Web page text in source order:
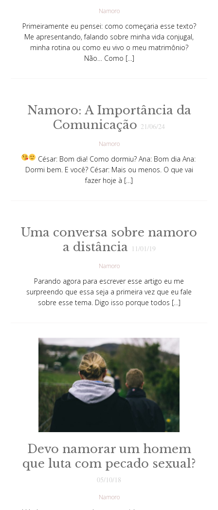
Namoro
Primeiramente eu pensei: como começaria esse texto?
Me apresentando, falando sobre minha vida conjugal,
minha rotina ou como eu vivo o meu matrimônio?
Não… Como […]
Namoro: A Importância da
Comunicação 21/06/24
Namoro
César: Bom dia! Como dormiu? Ana: Bom dia Ana:
Dormi bem. E você? César: Mais ou menos. O que vai
fazer hoje à […]
Uma conversa sobre namoro
a distância 11/01/19
Namoro
Parando agora para escrever esse artigo eu me
surpreendo que essa seja a primeira vez que eu fale
sobre esse tema. Digo isso porque todos […]
Devo namorar um homem
que luta com pecado sexual?
05/10/18
Namoro